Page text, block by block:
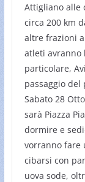
Attigliano alle
circa 200 km
altre frazioni
atleti avranno
particolare,
passaggio
Sabato 28
sarà Piazza
dormire e
vorranno fare
cibarsi con
uova sode,